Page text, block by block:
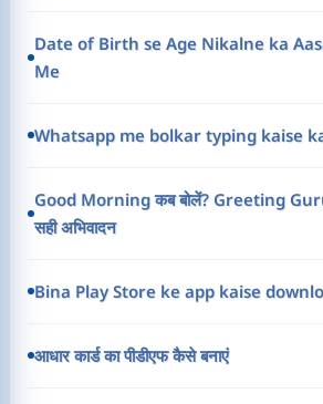
Date of Birth se Age Nikalne ka
Me
Whatsapp me bolkar typing kaise
Good Morning कब बोलें? Greeting
सही अभिवादन
Bina Play Store ke app kaise
आधार कार्ड का पीडीएफ कैसे बनाएं